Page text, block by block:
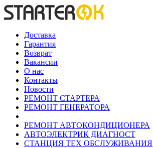
Доставка
Гарантия
Возврат
Вакансии
О нас
Контакты
Новости
РЕМОНТ СТАРТЕРА
РЕМОНТ ГЕНЕРАТОРА
РЕМОНТ АВТОКОНДИЦИОНЕРА
АВТОЭЛЕКТРИК ДИАГНОСТ
СТАНЦИЯ ТЕХ ОБСЛУЖИВАНИЯ